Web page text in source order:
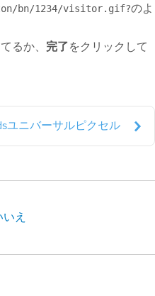
bn/1234/visitor.gif?のよ
るか、 完了をクリックして
ユニバーサルピクセル
いえ